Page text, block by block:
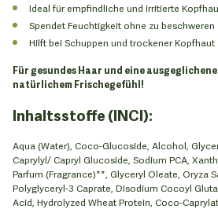
Ideal für empfindliche und irritierte
Spendet Feuchtigkeit ohne zu beschweren
Hilft bei Schuppen und trockener Kopfhaut
Für gesundes Haar und eine
natürlichem Frischegefühl!
Inhaltsstoffe (INCI):
Aqua (Water), Coco-Glucoside, Alcohol,
Caprylyl/ Capryl Glucoside, Sodium PCA,
Parfum (Fragrance)**, Glyceryl Oleate, Oryza
Polyglyceryl-3 Caprate, Disodium Cocoyl
Acid, Hydrolyzed Wheat Protein, Coco-